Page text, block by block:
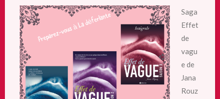
5,
6
de
Geneva
Lee »
Saga
Effet
de
vagu
e de
Jana
Rouz